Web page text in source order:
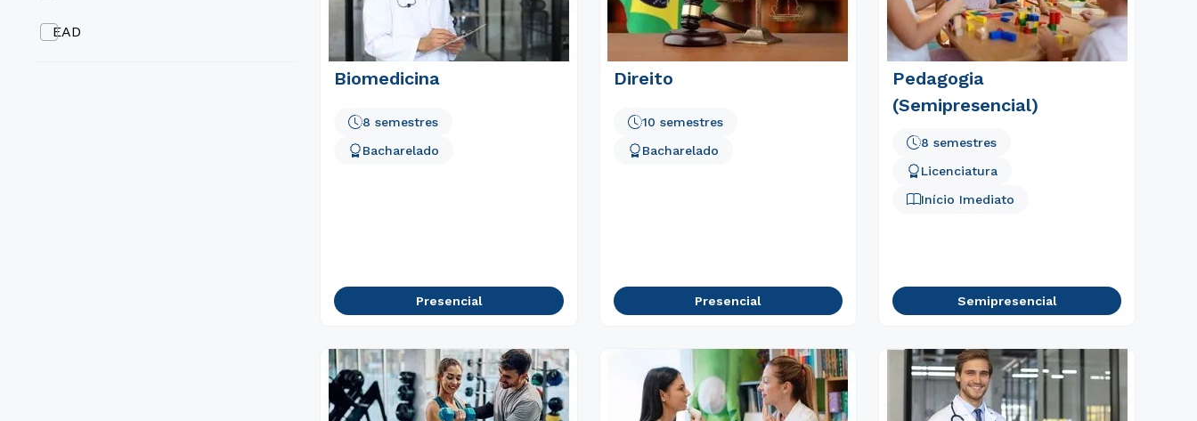
8 semestres
EAD
Biomedicina
8 semestres
Bacharelado
Presencial
Direito
10 semestres
Bacharelado
Presencial
Pedagogia
(Semipresencial)
8 semestres
Licenciatura
Início Imediato
Semipresencial